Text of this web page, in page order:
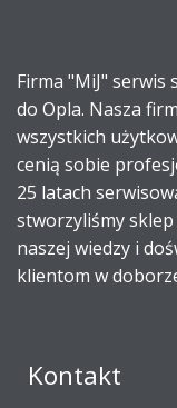
Firma "MiJ" serwis
do Opla. Nasza
wszystkich
cenią sobie
25 latach
stworzyliśmy
naszej wiedzy i
klientom w
Kontakt